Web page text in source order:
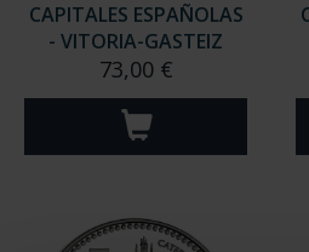
CAPITALES ESPAÑOLAS
- VITORIA-GASTEIZ
73,00 €